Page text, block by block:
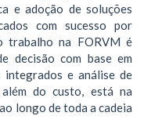
e adoção de soluções
com sucesso por
trabalho na FORVM é
decisão com base em
integrados e análise de
do custo, está na
longo de toda a cadeia